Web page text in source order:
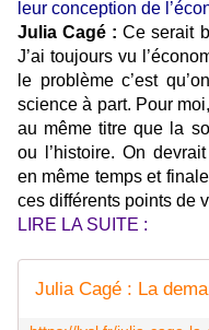
leur conception de
Julia Cagé :Ce serait
J’ai toujours vu
le problème c’est
science à part. Pour
au même titre que la
ou l’histoire. On
en même temps et
ces différents points de
LIRE LA SUITE :